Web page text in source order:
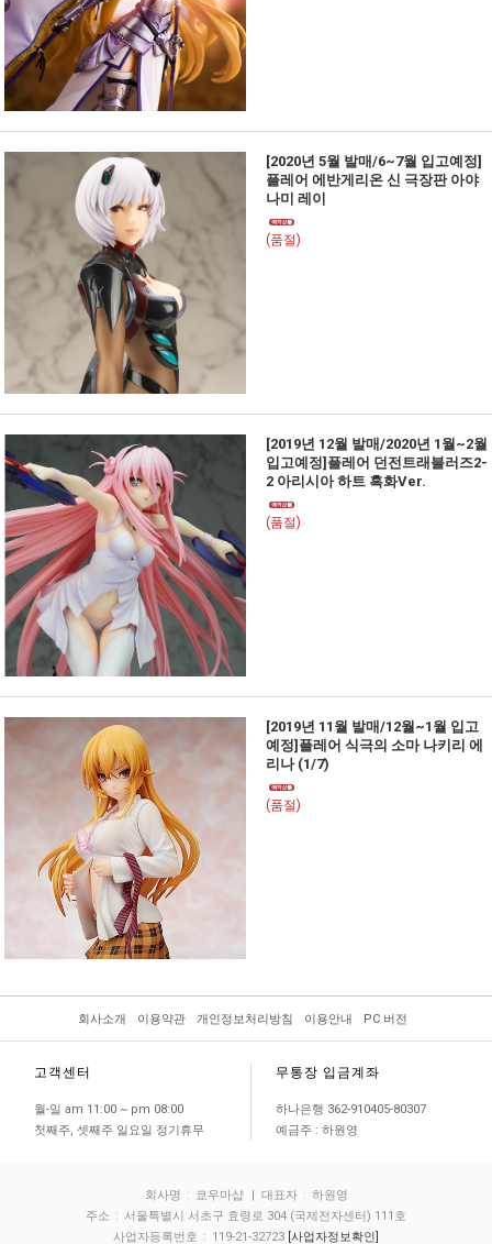
[2020년 5월 발매/6~7월 입고예정]
플레어 에반게리온 신 극장판 아야
나미 레이
(품절)
[2019년 12월 발매/2020년 1월~2월
입고예정]플레어 던전트래블러즈2-
2 아리시아 하트 흑화Ver.
(품절)
[2019년 11월 발매/12월~1월 입고
예정]플레어 식극의 소마 나키리 에
리나 (1/7)
(품절)
회사소개 이용약관 개인정보처리방침 이용안내 PC 버전
고객센터
월-일 am 11:00 ~ pm 08:00
첫째주, 셋째주 일요일 정기휴무
무통장 입금계좌
하나은행 362-910405-80307
예금주 : 하원영
회사명 : 쿄우마샵 | 대표자 : 하원영
주소 : 서울특별시 서초구 효령로 304 (국제전자센터) 111호
사업자등록번호 : 119-21-32723 [사업자정보확인]